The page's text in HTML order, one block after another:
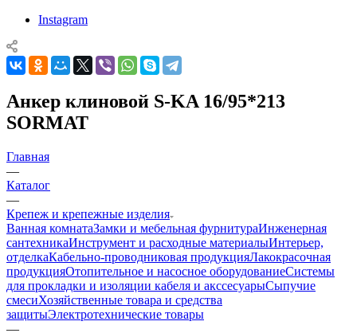
Instagram
Анкер клиновой S-KA 16/95*213
SORMAT
Главная
—
Каталог
—
Крепеж и крепежные изделия
Ванная комнатаЗамки и мебельная фурнитураИнженерная
сантехникаИнструмент и расходные материалыИнтерьер,
отделкаКабельно-проводниковая продукцияЛакокрасочная
продукцияОтопительное и насосное оборудованиеСистемы
для прокладки и изоляции кабеля и акссесуарыСыпучие
смесиХозяйственные товара и средства
защитыЭлектротехнические товары
—